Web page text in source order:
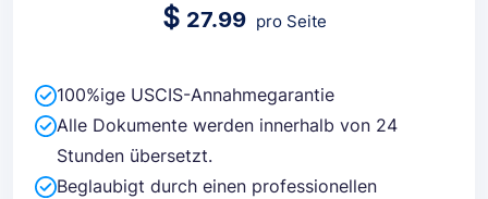
$ 27.99 pro Seite
100%ige USCIS-Annahmegarantie
Alle Dokumente werden innerhalb von 24
Stunden übersetzt.
Beglaubigt durch einen professionellen